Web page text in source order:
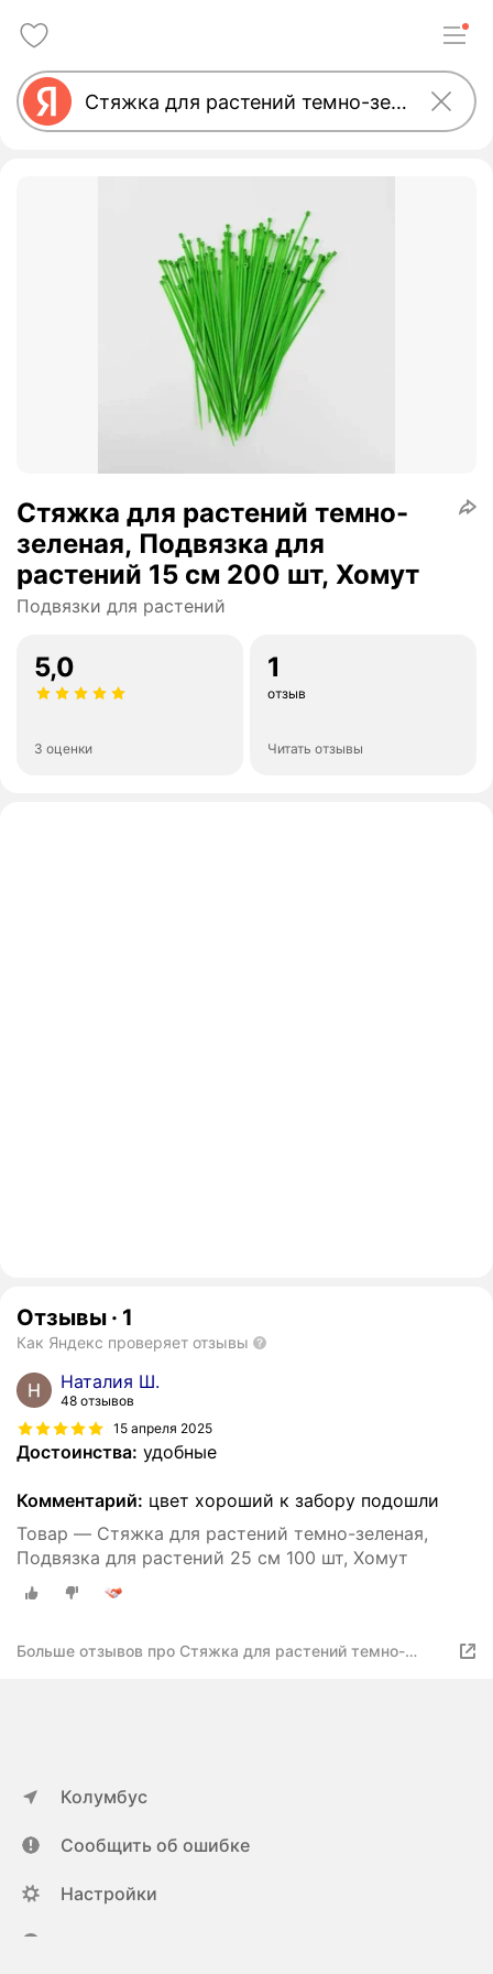
Стяжка для растений темно-
зеленая, Подвязка для
растений 15 см 200 шт, Хомут
Подвязки для растений
5,0
3 оценки
1
отзыв
Читать отзывы
Отзывы · 1
Как Яндекс проверяет отзывы
Наталия Ш.
48 отзывов
15 апреля 2025
Достоинства: удобные
Комментарий: цвет хороший к забору подошли
Товар — Стяжка для растений темно-зеленая,
Подвязка для растений 25 см 100 шт, Хомут
Больше отзывов про Стяжка для растений темно-
Колумбус
Сообщить об ошибке
Настройки